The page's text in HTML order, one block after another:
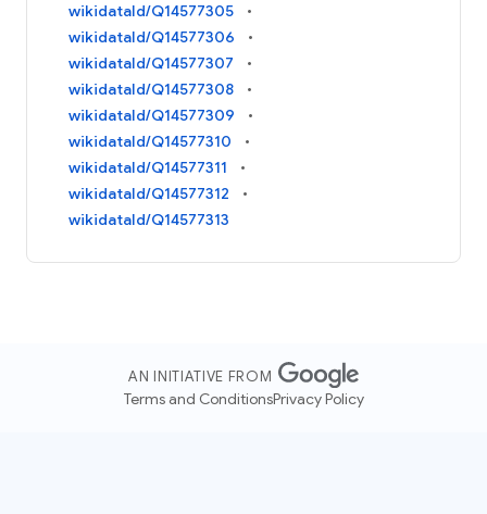
wikidataId/Q14577305
wikidataId/Q14577306
wikidataId/Q14577307
wikidataId/Q14577308
wikidataId/Q14577309
wikidataId/Q14577310
wikidataId/Q14577311
wikidataId/Q14577312
wikidataId/Q14577313
AN INITIATIVE FROM
Terms and ConditionsPrivacy Policy